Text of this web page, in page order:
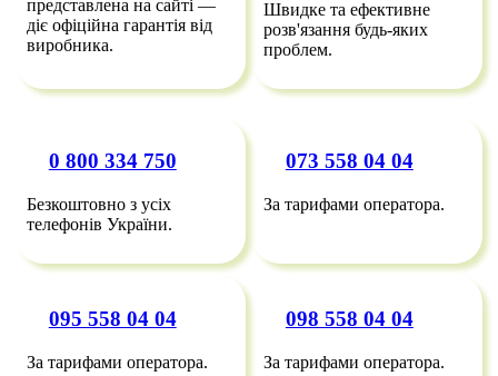
представлена на сайті —
діє офіційна гарантія від
виробника.
Швидке та ефективне
розв'язання будь-яких
проблем.
0 800 334 750
Безкоштовно з усіх
телефонів України.
073 558 04 04
За тарифами оператора.
095 558 04 04
За тарифами оператора.
098 558 04 04
За тарифами оператора.